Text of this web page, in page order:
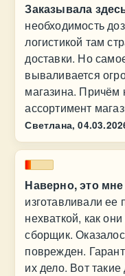
Заказывала
необходимость
логистикой там
доставки. Но
вываливается
магазина. Причём
ассортимент
Светлана,
Наверно, это
изготавливали ее
нехваткой, как
сборщик.
поврежден.
их дело. Вот